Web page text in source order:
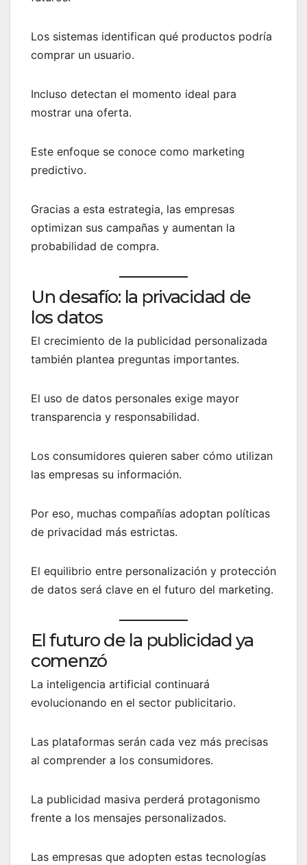
Los sistemas identifican qué productos podría
comprar un usuario.
Incluso detectan el momento ideal para
mostrar una oferta.
Este enfoque se conoce como marketing
predictivo.
Gracias a esta estrategia, las empresas
optimizan sus campañas y aumentan la
probabilidad de compra.
Un desafío: la privacidad de
los datos
El crecimiento de la publicidad personalizada
también plantea preguntas importantes.
El uso de datos personales exige mayor
transparencia y responsabilidad.
Los consumidores quieren saber cómo utilizan
las empresas su información.
Por eso, muchas compañías adoptan políticas
de privacidad más estrictas.
El equilibrio entre personalización y protección
de datos será clave en el futuro del marketing.
El futuro de la publicidad ya
comenzó
La inteligencia artificial continuará
evolucionando en el sector publicitario.
Las plataformas serán cada vez más precisas
al comprender a los consumidores.
La publicidad masiva perderá protagonismo
frente a los mensajes personalizados.
Las empresas que adopten estas tecnologías